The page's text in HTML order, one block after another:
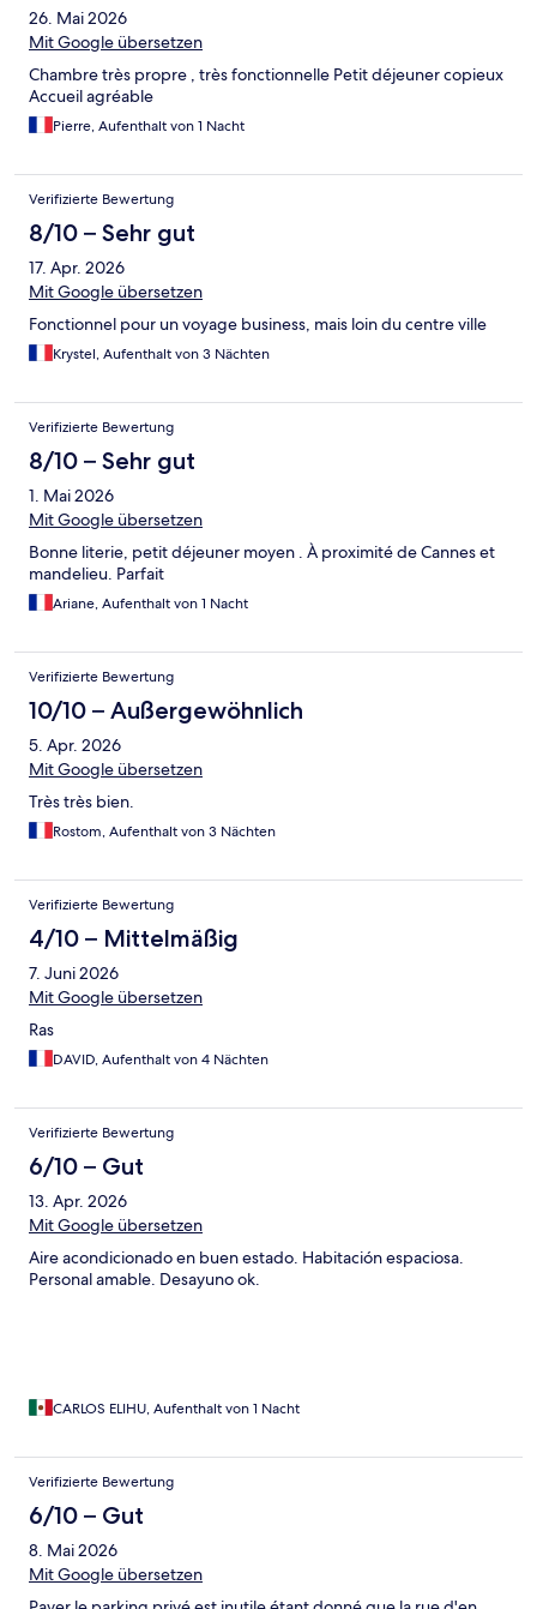
26. Mai 2026
Mit Google übersetzen
Chambre très propre , très fonctionnelle Petit déjeuner copieux
Accueil agréable
Pierre, Aufenthalt von 1 Nacht
Verifizierte Bewertung
8/10 – Sehr gut
17. Apr. 2026
Mit Google übersetzen
Fonctionnel pour un voyage business, mais loin du centre ville
Krystel, Aufenthalt von 3 Nächten
Verifizierte Bewertung
8/10 – Sehr gut
1. Mai 2026
Mit Google übersetzen
Bonne literie, petit déjeuner moyen . À proximité de Cannes et
mandelieu. Parfait
Ariane, Aufenthalt von 1 Nacht
Verifizierte Bewertung
10/10 – Außergewöhnlich
5. Apr. 2026
Mit Google übersetzen
Très très bien.
Rostom, Aufenthalt von 3 Nächten
Verifizierte Bewertung
4/10 – Mittelmäßig
7. Juni 2026
Mit Google übersetzen
Ras
DAVID, Aufenthalt von 4 Nächten
Verifizierte Bewertung
6/10 – Gut
13. Apr. 2026
Mit Google übersetzen
Aire acondicionado en buen estado. Habitación espaciosa.
Personal amable. Desayuno ok.
CARLOS ELIHU, Aufenthalt von 1 Nacht
Verifizierte Bewertung
6/10 – Gut
8. Mai 2026
Mit Google übersetzen